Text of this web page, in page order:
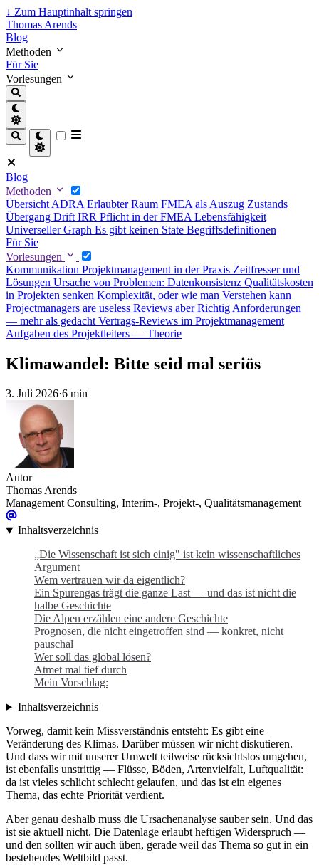
↓ Zum Hauptinhalt springen
Thomas Arends
Blog
Methoden
Für Sie
Vorlesungen
Blog
Methoden
Übersicht ADRA Erlaubter Raum FMEA als Auszug Zustands
Übergang Drift IRR Pflicht in der FMEA Lebensfähigkeit
Universeller Graph Es gibt keinen State Begriffsdefinitionen
Für Sie
Vorlesungen
Kommunikation Projektmanagement in der Praxis Zeitfresser und
Lösungen Ursache von Problemen: Datenkonsistenz Qualitätskosten
in Projekten senken Komplexität, oder wie man Verstehen kann
Projectmanagers are useless Reviews aber Richtig Anforderungen
— mehr als gedacht Vertrags-Reviews im Projektmanagement
Aufgaben des Projektleiters — Theorie
Klimawandel: Bitte seid mal seriös
3. Juli 2026·6 min
Autor
Thomas Arends
Management Consulting, Interim-, Projekt-, Qualitätsmanagement
Inhaltsverzeichnis
„Die Wissenschaft ist sich einig" ist kein wissenschaftliches
Argument
Wem vertrauen wir da eigentlich?
Ein Spurengas trägt die ganze Last — und das ist nicht die
halbe Geschichte
Die Alpen erzählen eine andere Geschichte
Prognosen, die nicht eingetroffen sind — konkret, nicht
pauschal
Wer soll das global lösen?
Atmet mal tief durch
Mein Vorschlag:
Inhaltsverzeichnis
Vorweg, damit kein Missverständnis entsteht: Es gibt eine
Veränderung des Klimas. Darüber müssen wir nicht diskutieren.
Und dass wir mit unserer Umwelt teilweise rücksichtslos umgehen,
ist ebenfalls unstrittig — Flüsse, Böden, Artenvielfalt, Luftqualität:
da ist vieles schlicht schlecht gelaufen, und das ist ein eigenes
Thema, das echte Priorität verdient.
Aber genau deshalb muss die Ursachenanalyse sauber sein. Und das
ist sie aktuell nicht. Die Datenlage erlaubt heftigen Widerspruch —
und den sollten wir auch üben, gerade weil das Thema so gut in ein
bestehendes Weltbild passt.